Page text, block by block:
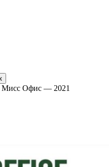
Мисс Офис — 2021